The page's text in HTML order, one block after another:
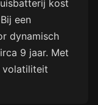
kost
een
dynamisch
9 jaar. Met
volatiliteit